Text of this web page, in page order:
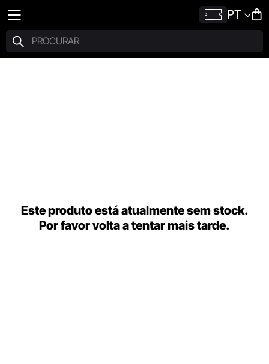
PT
Este produto está atualmente sem stock.
Por favor volta a tentar mais tarde.